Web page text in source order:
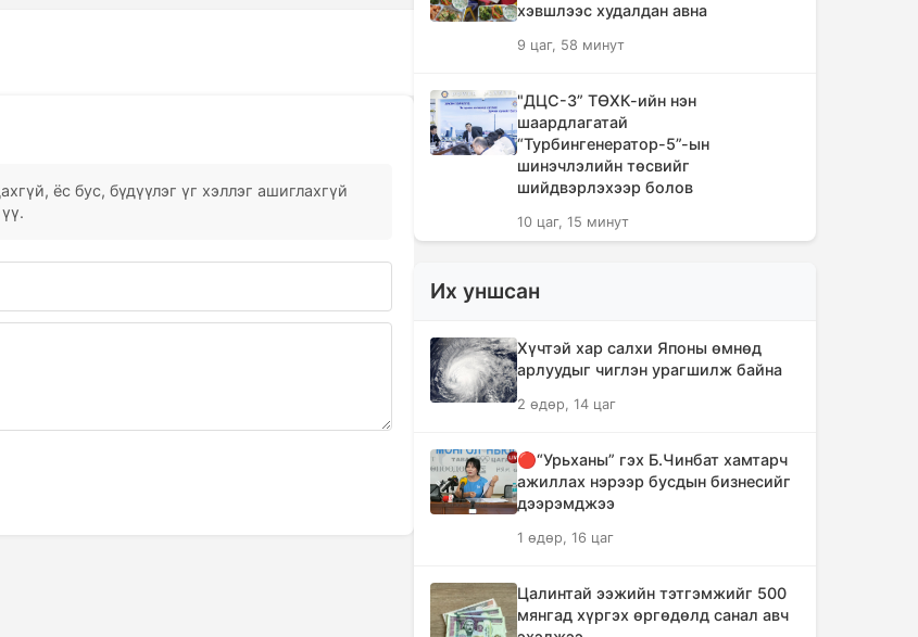
ёс бус, бүдүүлэг үг хэллэг ашиглахгүй
хэвшлээс худалдан авна
9 цаг, 58 минут
"ДЦС-3” ТӨХК-ийн нэн
шаардлагатай
“Турбингенератор-5”-ын
шинэчлэлийн төсвийг
шийдвэрлэхээр болов
10 цаг, 15 минут
машин 700 мянга гаруйг
10 цаг, 19 минут
Монгол Улсын гадаад валютын
ам.долларт хүрлээ
10 цаг, 25 минут
Өмнөд Солонгост хэт халууны
хүржээ
10 цаг, 34 минут
Их уншсан
Хүчтэй хар салхи Японы өмнөд
арлуудыг чиглэн урагшилж байна
2 өдөр, 14 цаг
🔴“Урьханы” гэх Б.Чинбат хамтарч
ажиллах нэрээр бусдын бизнесийг
дээрэмджээ
1 өдөр, 16 цаг
Цалинтай ээжийн тэтгэмжийг 500
мянгад хүргэх өргөдөлд санал авч